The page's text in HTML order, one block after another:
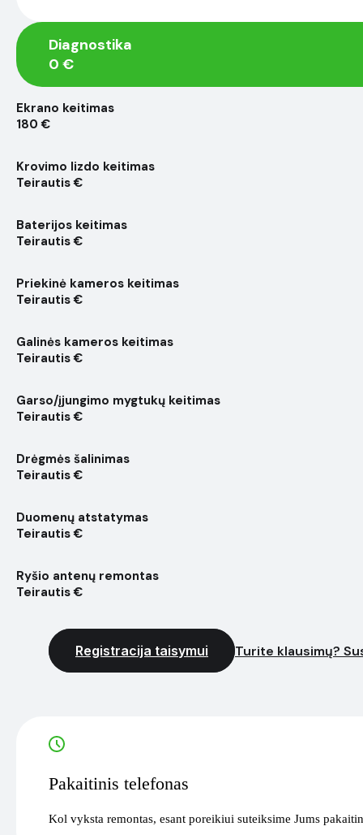
Diagnostika
0 €
Ekrano keitimas
180 €
Krovimo lizdo keitimas
Teirautis €
Baterijos keitimas
Teirautis €
Priekinė kameros keitimas
Teirautis €
Galinės kameros keitimas
Teirautis €
Garso/įjungimo mygtukų keitimas
Teirautis €
Drėgmės šalinimas
Teirautis €
Duomenų atstatymas
Teirautis €
Ryšio antenų remontas
Teirautis €
Registracija taisymui Turite klausimų?
Pakaitinis telefonas
Kol vyksta remontas, esant poreikiui suteiksime Jums